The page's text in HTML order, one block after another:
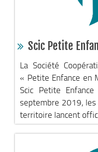
Espace Naturel Sensible
Activités de Pleine Nature
Sentiers de
Via Ferrata
Sites Escalade
Via Matacena
Développement durable
Scic Petite
La Société
« Petite Enfance en
Scic Petite
septembre 2019, les
territoire lancent